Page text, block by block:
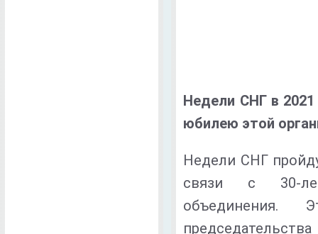
Недели СНГ в 2021
юбилею этой
Недели СНГ
связи с 30-
объединения.